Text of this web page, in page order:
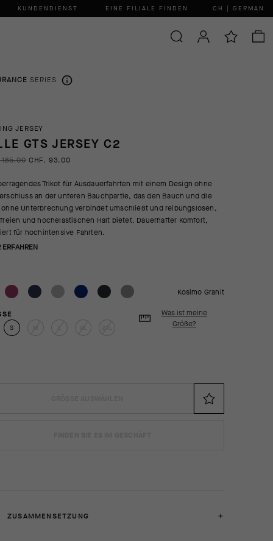
KUNDENDIENST EINE FILIALE FINDEN CH | GERMAN
SERIES
JERSEY
GTS JERSEY C2
185.00 CHF. 93.00
Trikot für Ausdauerfahrten mit einem Design ohne
an der unteren Bauchpartie, das den Bauch und die
Unterbrechung verbindet umschließt und reibungslosen,
und hochelastischen Halt bietet. Dauerhafter Komfort,
für hochintensive Fahrten.
Kosimo Granit
S
Was ist meine
Größe?
ZUSAMMENSETZUNG